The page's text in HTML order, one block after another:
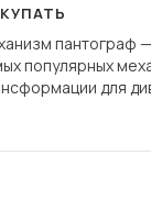
пантограф
популярных
для
не